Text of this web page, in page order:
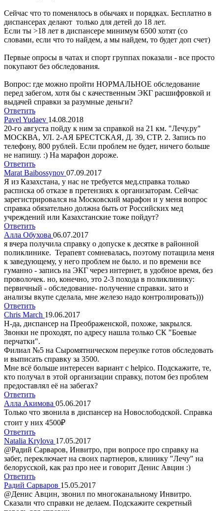
Сейчас что то поменялось в обычаях и порядках. Бесплатно в
диспансерах делают только для детей до 18 лет.
Если ты >18 лет в диспансере минимум 6500 хотят (со
словами, если что то найдем, а мы найдем, то будет доп счет)
Первые опросы в чатах и спорт группах показали - все просто
покупают без обследования.
Вопрос: где можно пройти НОРМАЛЬНОЕ обследование
перед забегом, хотя бы с качественным ЭКГ расшифровкой и
выдачей справки за разумные деньги?
Ответить
Pavel Yudaev 14.08.2018
20-го августа пойду к ним за справкой на 21 км. "Лечу.ру"
МОСКВА, УЛ. 2-АЯ БРЕСТСКАЯ, Д. 39, СТР. 2. Запись по
телефону, 800 рублей. Если проблем не будет, ничего больше
не напишу. :) На марафон дороже.
Ответить
Marat Baibossynov 07.09.2017
Я из Казахстана, у нас не требуется мед.справка только
расписка об отказе в претензиях к организаторам. Сейчас
зарегистрировался на Московский марафон и у меня вопрос
справка обязательно должна быть от Российских мед
учреждений или Казахстанские тоже пойдут?
Ответить
Алла Обухова 06.07.2017
я вчера получила справку о допуске к десятке в районной
поликлинике. Терапевт сомневалась, поэтому потащила меня
к заведующему, у него проблем не было. и по времени все
гуманно - запись на ЭКГ через интернет, в удобное время, без
проволочек. но, конечно, это 2-3 похода в поликлинику:
первичный - обследование- получение справки. зато и
анализы вкупе сделала, мне железо надо контролировать)))
Ответить
Chris March 19.06.2017
Н-да, диспансер на Преображенской, похоже, закрылся.
Звонки не проходят, по адресу нашла только СК "Боевые
перчатки".
Филиал №5 на Сыромятническом переулке готов обследовать
и выписать справку за 3500.
Мне всё больше интересен вариант с helpico. Подскажите, те,
кто получал в этой организации справку, потом без проблем
предоставлял её на забегах?
Ответить
Алла Акимова 05.06.2017
Только что звонила в диспансер на Новослободской. Справка
стоит у них 4500₽
Ответить
Natalia Krylova 17.05.2017
@Радий Сарваров, Инвитро, при вопросе про справку на
забег, переключает на своих партнеров, клинику "Лечу" на
белорусской, как раз про нее и говорит Денис Авцин :)
Ответить
Радий Сарваров 15.05.2017
@Денис Авцин, звонил по многоканальному Инвитро.
Сказали что справки не делаем. Подскажите секретный